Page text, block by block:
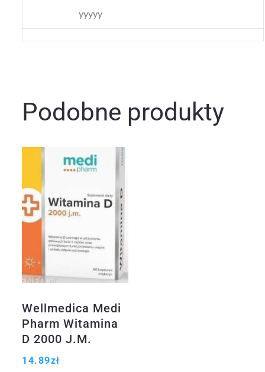
yyyyy
Podobne produkty
Wellmedica Medi
Pharm Witamina
D 2000 J.M.
60Kaps.
14.89zł